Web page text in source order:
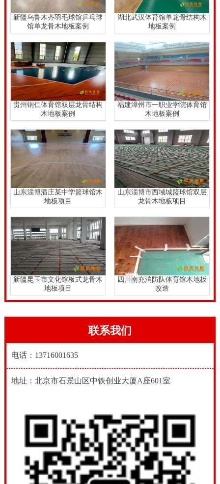
新疆乌鲁木齐羽毛球馆乒乓球
馆单龙骨木地板案例
湖北武汉体育馆单龙骨结构木
地板案例
贵州铜仁体育馆双层龙骨结构
木地板案例
福建漳州市一职业学院体育馆
木地板案例
山东淄博潘庄某中学篮球馆木
地板项目
山东淄博市西域城篮球馆双层
龙骨木地板项目
新疆昆玉市文化馆板式龙骨木
地板项目
四川南充消防队体育馆木地板
改造
联系我们
电话：13716001635
地址：北京市石景山区中铁创业大厦A座601室